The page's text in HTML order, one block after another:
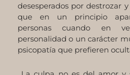
desesperados por destrozar
que en un principio
personas cuando en
personalidad o un carácter
psicopatía que prefieren